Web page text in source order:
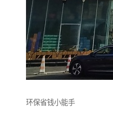
环保省钱小能手‌